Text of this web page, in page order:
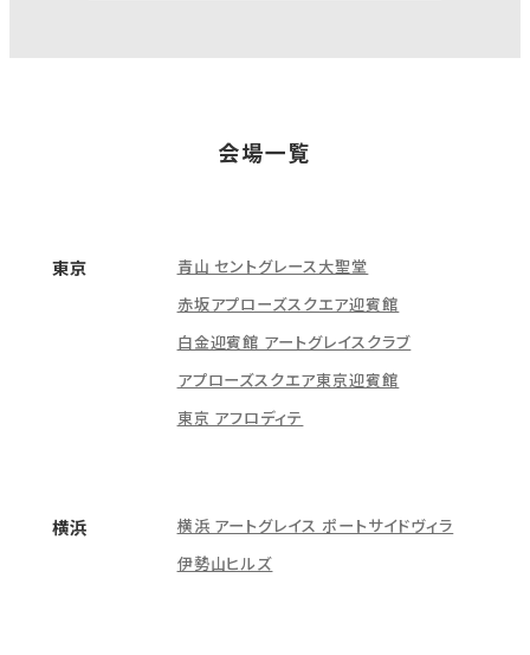
会場一覧
東京
青山 セントグレース大聖堂
赤坂アプローズスクエア迎賓館
白金迎賓館 アートグレイスクラブ
アプローズスクエア東京迎賓館
東京 アフロディテ
横浜
横浜 アートグレイス ポートサイドヴィラ
伊勢山ヒルズ